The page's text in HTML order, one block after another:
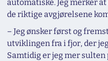
automatiske. Jeg merker
de riktige avgjørelsene
– Jeg ønsker først og
utviklingen fra i fjor, der
Samtidig er jeg mer